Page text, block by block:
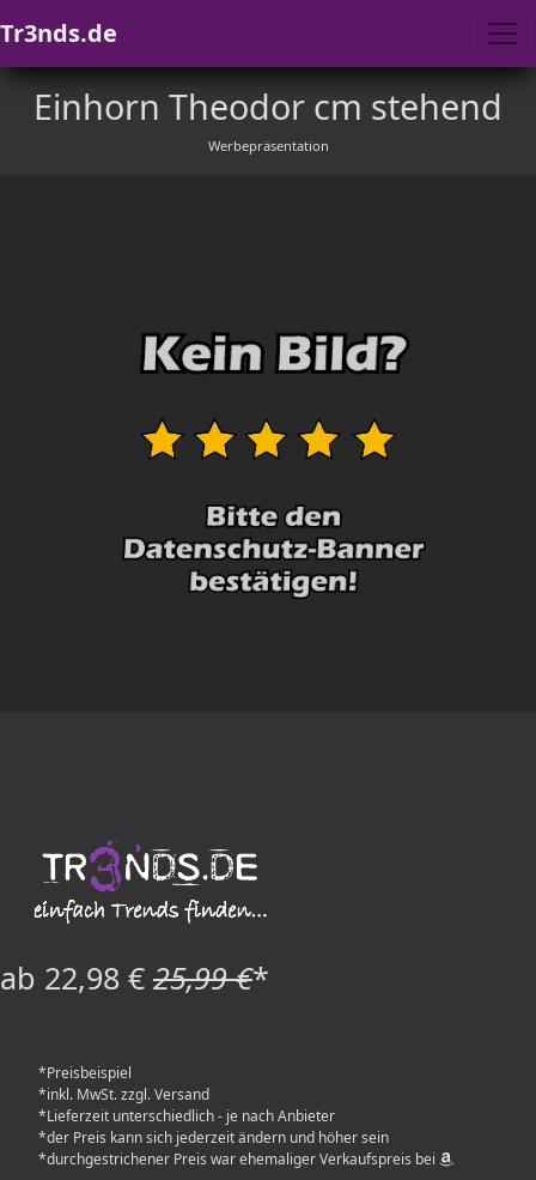
Tr3nds.de
Einhorn Theodor cm stehend
Werbepräsentation
ab 22,98 € 25,99 €*
*Preisbeispiel
*inkl. MwSt. zzgl. Versand
*Lieferzeit unterschiedlich - je nach Anbieter
*der Preis kann sich jederzeit ändern und höher sein
*durchgestrichener Preis war ehemaliger Verkaufspreis bei